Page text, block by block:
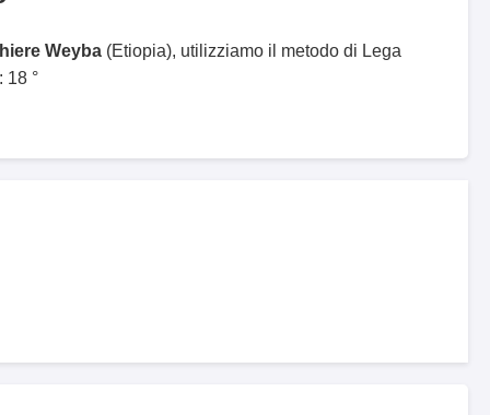
Weyba (Etiopia), utilizziamo il metodo di Lega
18 °